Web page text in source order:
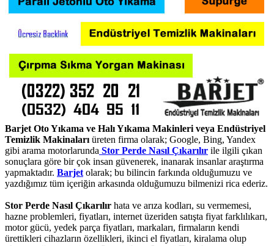
Barjet Oto Yıkama ve Halı Yıkama Makinleri veya Endüstriyel
Temizlik Makinalarıüreten firma olarak; Google, Bing, Yandex
gibi arama motorlarunda Stor Perde Nasıl Çıkarılır ile ilgili çıkan
sonuçlara göre bir çok insan güvenerek, inanarak insanlar araştırma
yapmaktadır. Barjetolarak; bu bilincin farkında olduğumuzu ve
yazdığımız tüm içeriğin arkasında olduğumuzu bilmenizi rica ederiz.
Stor Perde Nasıl Çıkarılır hata ve arıza kodları, su vermemesi,
hazne problemleri, fiyatları, internet üzeriden satışta fiyat farklılıkarı,
motor gücü, yedek parça fiyatları, markaları, firmaların kendi
ürettikleri cihazların özellikleri, ikinci el fiyatları, kiralama olup